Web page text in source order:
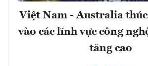
Việt Nam - Australia
vào các lĩnh vực công
tăng cao